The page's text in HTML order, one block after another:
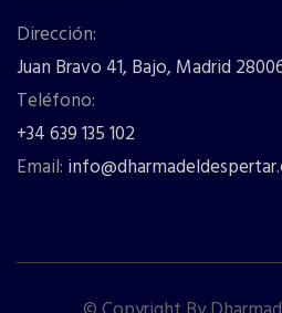
Dirección:
Juan Bravo 41, Bajo, Madrid
Teléfono:
+34 639 135 102
Email: